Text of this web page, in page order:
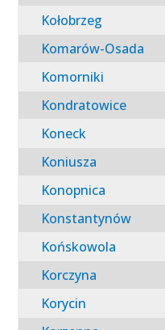
Kołobrzeg
Komarów-Osada
Komorniki
Kondratowice
Koneck
Koniusza
Konopnica
Konstantynów
Końskowola
Korczyna
Korycin